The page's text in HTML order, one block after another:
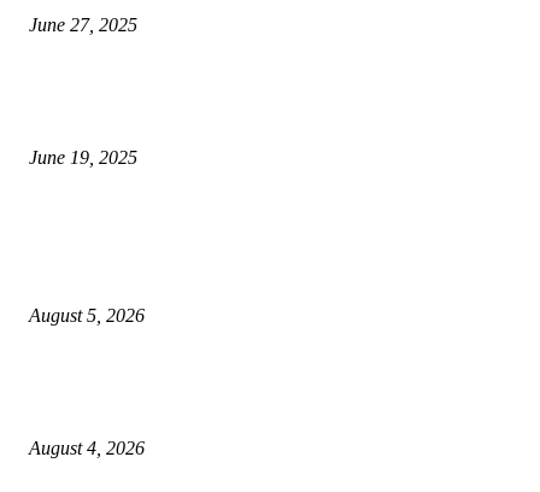
June 27, 2025
June 19, 2025
August 5, 2026
August 4, 2026